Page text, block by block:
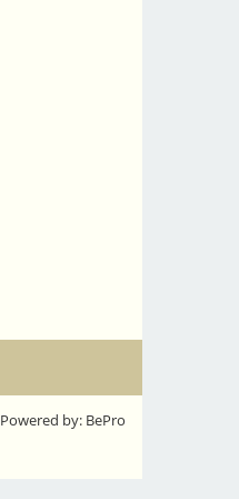
Powered by: BePro